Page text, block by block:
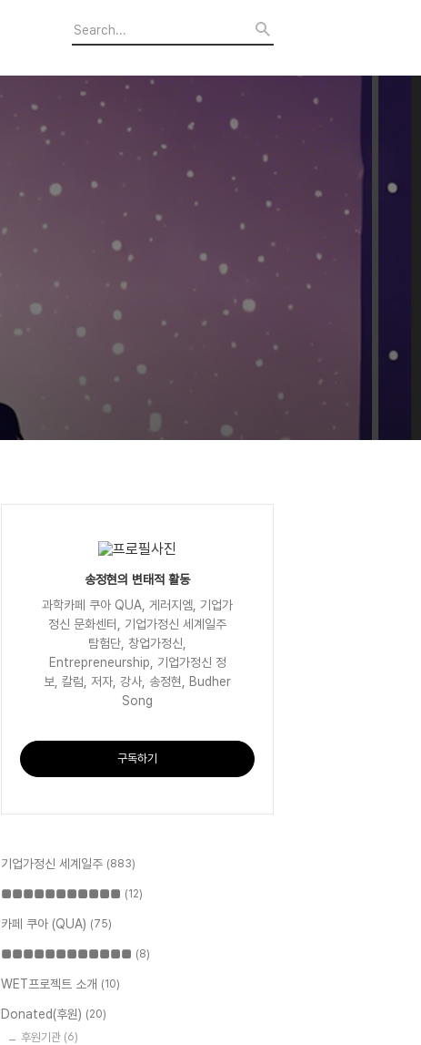
송정현의 변태적 활동
과학카페 쿠아 QUA, 게러지엠, 기업가
정신 문화센터, 기업가정신 세계일주
탐험단, 창업가정신,
Entrepreneurship, 기업가정신 정
보, 칼럼, 저자, 강사, 송정현, Budher
Song
구독하기
기업가정신 세계일주 (883)
■■■■■■■■■■■ (12)
카페 쿠아 (QUA) (75)
■■■■■■■■■■■■ (8)
WET프로젝트 소개 (10)
Donated(후원) (20)
후원기관 (6)